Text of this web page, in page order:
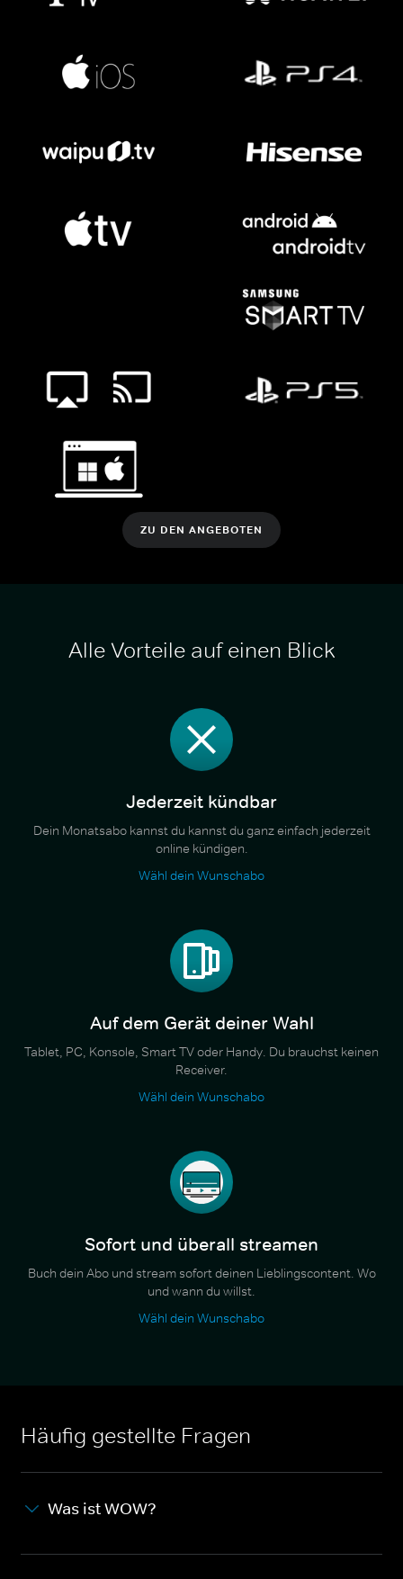
ZU DEN ANGEBOTEN
Alle Vorteile auf einen Blick
Jederzeit kündbar
Dein Monatsabo kannst du kannst du ganz einfach jederzeit
online kündigen.
Wähl dein Wunschabo
Auf dem Gerät deiner Wahl
Tablet, PC, Konsole, Smart TV oder Handy. Du brauchst keinen
Receiver.
Wähl dein Wunschabo
Sofort und überall streamen
Buch dein Abo und stream sofort deinen Lieblingscontent. Wo
und wann du willst.
Wähl dein Wunschabo
Häufig gestellte Fragen
Was ist WOW?